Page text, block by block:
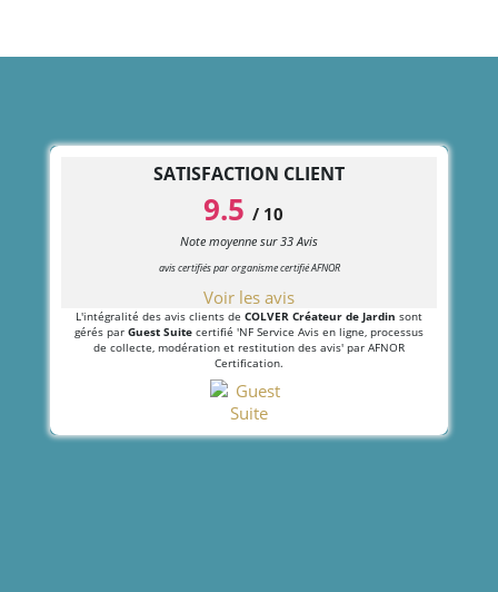
SATISFACTION CLIENT
9.5 / 10
Note moyenne sur33Avis
avis certifiés par organisme certifié AFNOR
Voir les avis
L'intégralité des avis clients de COLVER Créateur de Jardin sont
gérés par Guest Suite certifié 'NF Service Avis en ligne, processus
de collecte, modération et restitution des avis' par AFNOR
Certification.